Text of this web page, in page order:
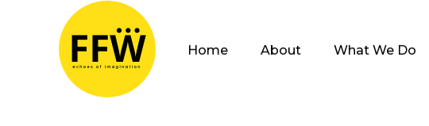
Home About What We Do